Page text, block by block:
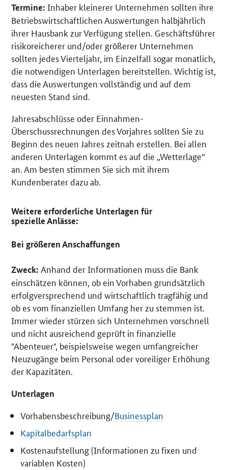
Termine: Inhaber kleinerer Unternehmen sollten ihre
Betriebswirtschaftlichen Auswertungen halbjährlich
ihrer Hausbank zur Verfügung stellen. Geschäftsführer
risikoreicherer und/oder größerer Unternehmen
sollten jedes Vierteljahr, im Einzelfall sogar monatlich,
die notwendigen Unterlagen bereitstellen. Wichtig ist,
dass die Auswertungen vollständig und auf dem
neuesten Stand sind.
Jahresabschlüsse oder Einnahmen-
Überschussrechnungen des Vorjahres sollten Sie zu
Beginn des neuen Jahres zeitnah erstellen. Bei allen
anderen Unterlagen kommt es auf die „Wetterlage“
an. Am besten stimmen Sie sich mit ihrem
Kundenberater dazu ab.
Weitere erforderliche Unterlagen für
spezielle Anlässe:
Bei größeren Anschaffungen
Zweck:Anhand der Informationen muss die Bank
einschätzen können, ob ein Vorhaben grundsätzlich
erfolgversprechend und wirtschaftlich tragfähig und
ob es vom finanziellen Umfang her zu stemmen ist.
Immer wieder stürzen sich Unternehmen vorschnell
und nicht ausreichend geprüft in finanzielle
"Abenteuer", beispielsweise wegen umfangreicher
Neuzugänge beim Personal oder voreiliger Erhöhung
der Kapazitäten.
Unterlagen
Vorhabensbeschreibung/Businessplan
Kapitalbedarfsplan
Kostenaufstellung (Informationen zu fixen und
variablen Kosten)